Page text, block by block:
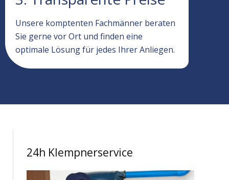
Unsere komptenten Fachmänner beraten
Sie gerne vor Ort und finden eine
optimale Lösung für jedes Ihrer Anliegen.
24h Klempnerservice